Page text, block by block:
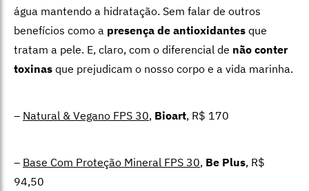
água mantendo a hidratação. Sem falar de outros
benefícios como a presença de antioxidantes que
tratam a pele. E, claro, com o diferencial de não conter
toxinas que prejudicam o nosso corpo e a vida marinha.
– Natural & Vegano FPS 30, Bioart, R$ 170
– Base Com Proteção Mineral FPS 30, Be Plus, R$
94,50